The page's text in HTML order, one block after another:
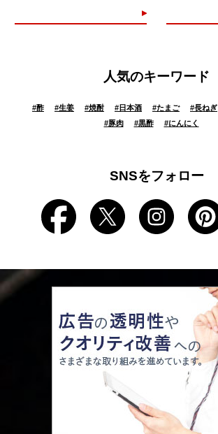
人気のキーワード
#酢 #生姜 #焼酎 # 日本酒 #たまご #長ねぎ
#豚肉 #黒酢 #にんにく
SNSをフォロー